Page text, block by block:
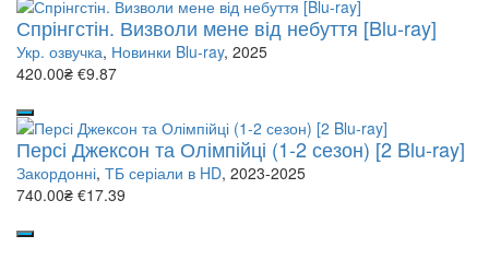
Спрінгстін. Визволи мене від небуття [Blu-ray]
Укр. озвучка, Новинки Blu-ray, 2025
420.00₴ €9.87
Персі Джексон та Олімпійці (1-2 сезон) [2 Blu-ray]
Закордонні, ТБ серіали в HD, 2023-2025
740.00₴ €17.39